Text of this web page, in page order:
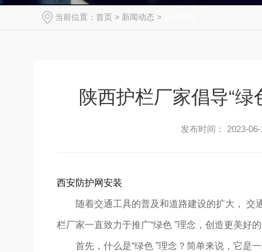
当前位置： 首页 > 新闻动态 >
陕西护栏厂家倡导“
发布时间： 2023-
西安防护网安装
随着交通工具的普及和道路建设的扩大，
栏厂家一直致力于推广“绿色 ”理念，创造更美好
首先，什么是“绿色 ”理念？简单来说，它是